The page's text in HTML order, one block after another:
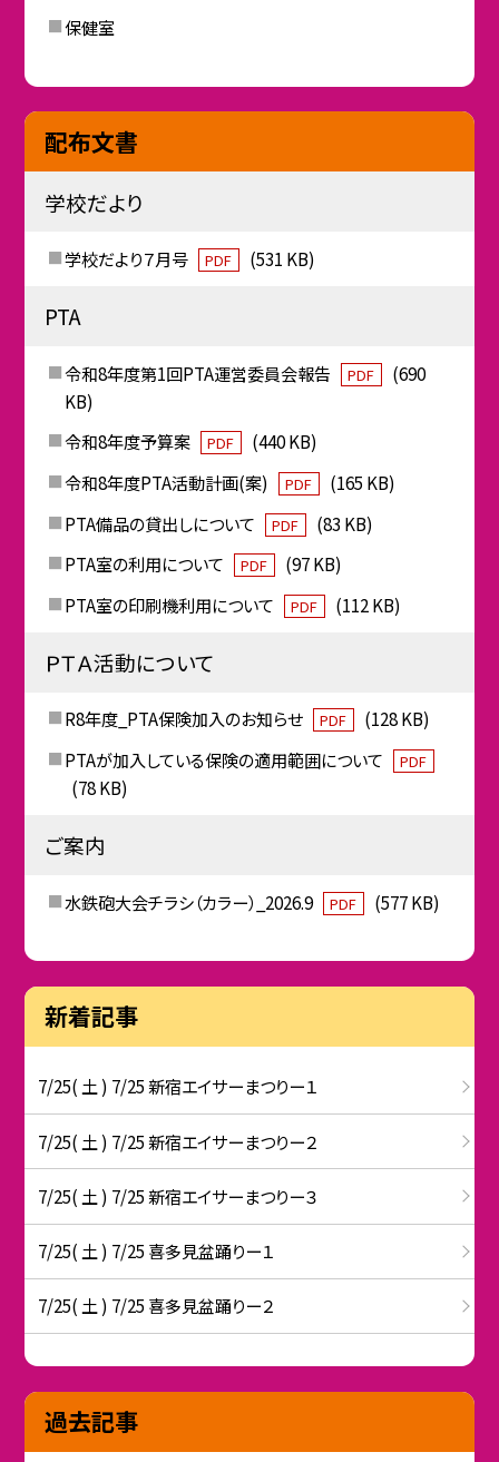
保健室
配布文書
学校だより
学校だより７月号 PDF (531 KB)
PTA
令和8年度第1回PTA運営委員会報告 PDF
(690
KB)
令和8年度予算案
PDF
(440 KB)
令和8年度PTA活動計画(案)
PDF
(165 KB)
PTA備品の貸出しについて
PDF
(83 KB)
PTA室の利用について
PDF
(97 KB)
PTA室の印刷機利用について
PDF (112 KB)
ＰＴＡ活動について
R8年度_PTA保険加入のお知らせ PDF
(128 KB)
PTAが加入している保険の適用範囲について
PDF
(78 KB)
ご案内
水鉄砲大会チラシ（カラー）_2026.9 PDF (577 KB)
新着記事
7/25( 土 ) 7/25 新宿エイサーまつりー１
7/25( 土 ) 7/25 新宿エイサーまつりー２
7/25( 土 ) 7/25 新宿エイサーまつりー３
7/25( 土 ) 7/25 喜多見盆踊りー１
7/25( 土 ) 7/25 喜多見盆踊りー２
過去記事